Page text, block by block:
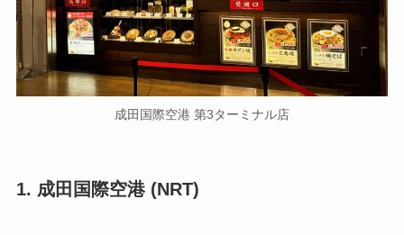
成田国際空港 第3ターミナル店
1. 成田国際空港 (NRT)